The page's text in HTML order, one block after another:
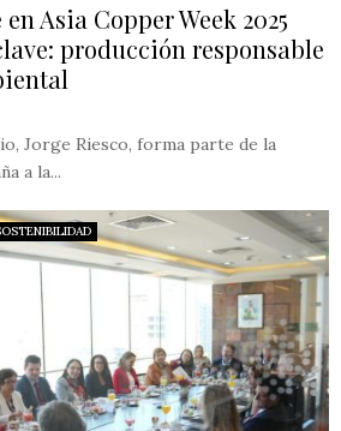
Asia Copper Week 2025
producción responsable
Jorge Riesco, forma parte de la
a la...